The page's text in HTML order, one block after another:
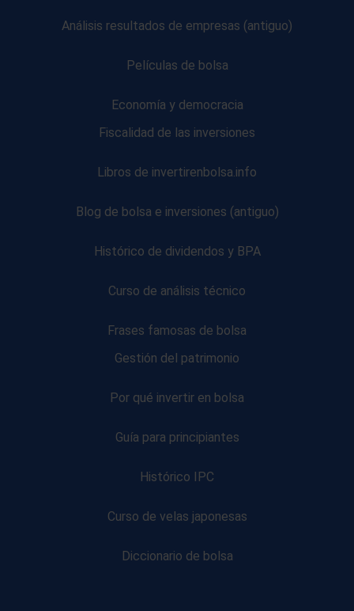
Análisis resultados de empresas (antiguo)
Películas de bolsa
Economía y democracia
Fiscalidad de las inversiones
Libros de invertirenbolsa.info
Blog de bolsa e inversiones (antiguo)
Histórico de dividendos y BPA
Curso de análisis técnico
Frases famosas de bolsa
Gestión del patrimonio
Por qué invertir en bolsa
Guía para principiantes
Histórico IPC
Curso de velas japonesas
Diccionario de bolsa